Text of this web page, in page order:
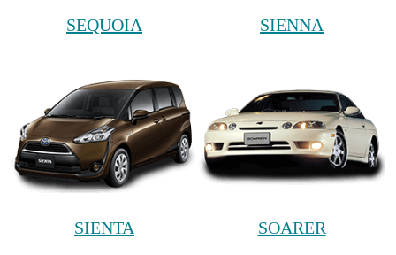
SEQUOIA SIENNA
SIENTA SOARER